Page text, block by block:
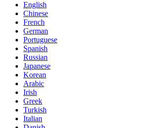
English
Chinese
French
German
Portuguese
Spanish
Russian
Japanese
Korean
Arabic
Irish
Greek
Turkish
Italian